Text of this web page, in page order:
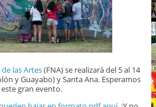
las Artes(FNA) se realizará del 5 al 14
y Guayabo) y Santa Ana. Esperamos
gran evento.